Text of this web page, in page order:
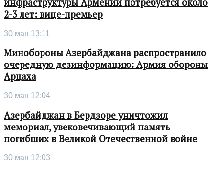
инфраструктуры Армении потребуется около
2-3 лет: вице-премьер
30 мая 13:11
Минобороны Азербайджана распространило
очередную дезинформацию: Армия обороны
Арцаха
30 мая 12:04
Азербайджан в Бердзоре уничтожил
мемориал, увековечивающий память
погибших в Великой Отечественной войне
30 мая 12:03